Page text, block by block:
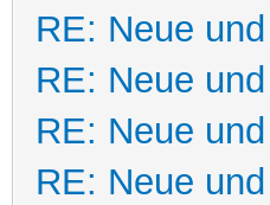
RE: Neue
RE: Neue
RE: Neue
RE: Neue